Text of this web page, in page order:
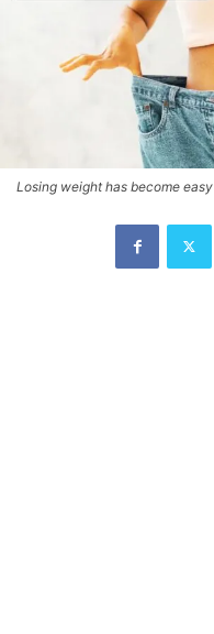
Losing weight has become easy